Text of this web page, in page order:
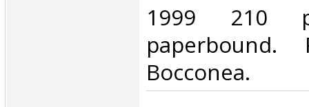
‎1999 210
paperbound.
Bocconea.‎